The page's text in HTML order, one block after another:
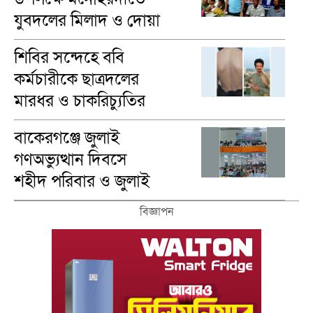
যুবদলের মিলাদ ও দোয়া
মাহফিল অনুষ্ঠিত
শিবির সন্দেহে ববি
কর্মচারীকে ছাত্রদলের
মারধর ও চাকরিচ্যুতির
অভিযোগ
বাকেরগঞ্জে জুলাই
গণঅভ্যুত্থান দিবসে
শহীদ পরিবার ও জুলাই
যোদ্ধাদের সংবর্ধনা
বিজ্ঞাপন